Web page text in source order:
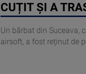
CUȚIT ȘI A
Un bărbat din Suceava,
airsoft, a fost reținut de